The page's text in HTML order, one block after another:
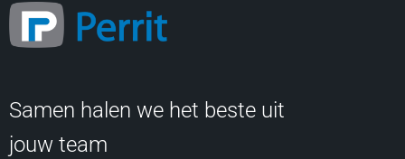
Samen halen we het beste uit
jouw team